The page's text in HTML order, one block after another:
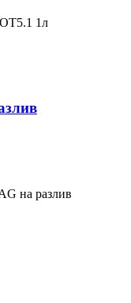
1л
на разлив